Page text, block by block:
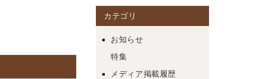
カテゴリ
お知らせ
特集
メディア掲載履歴